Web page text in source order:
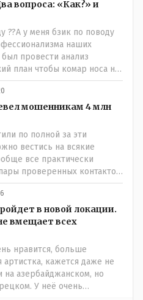
вопроса: «Как?» и
??А у меня бзик по поводу
наших
провести анализ
план чтобы комар носа не
а в аналитическом
сидит, либо
уехал, либо всё
вышеизложенным Вами
немного меняются по
временами, власти
а это уже
власти и
аналитик и
мошенникам 4 млн
по полной за эти
вестись на всякие
все практически
проверенных контактов.
не мошенники. Я
кто мне звонил,
и обоим сказал: ещё
какая причина, и я
Остальные входящие
меня любой входящий -
- Zero trust. Все
номера.Всё
увы любопытство ещё
всё объяснил жене, но
в новой локации.
вмещает всех
нравится, больше
артистка, кажется даже не
на азербайджанском, но
У неё очень